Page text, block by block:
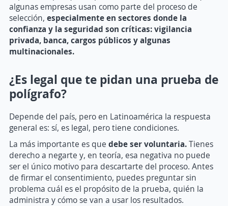
algunas empresas usan como parte del proceso de
selección, especialmente en sectores donde la
confianza y la seguridad son críticas: vigilancia
privada, banca, cargos públicos y algunas
multinacionales.
¿Es legal que te pidan una prueba de
polígrafo?
Depende del país, pero en Latinoamérica la respuesta
general es: sí, es legal, pero tiene condiciones.
La más importante es que debe ser voluntaria.Tienes
derecho a negarte y, en teoría, esa negativa no puede
ser el único motivo para descartarte del proceso. Antes
de firmar el consentimiento, puedes preguntar sin
problema cuál es el propósito de la prueba, quién la
administra y cómo se van a usar los resultados.